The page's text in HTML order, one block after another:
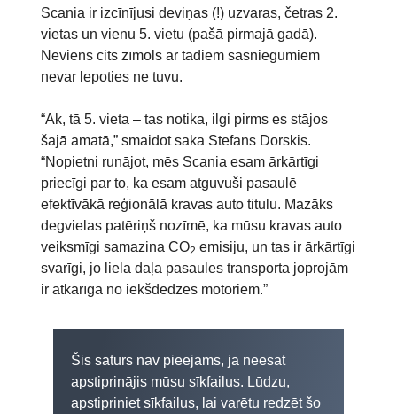
Scania ir izcīnījusi deviņas (!) uzvaras, četras 2.
vietas un vienu 5. vietu (pašā pirmajā gadā).
Neviens cits zīmols ar tādiem sasniegumiem
nevar lepoties ne tuvu.
“Ak, tā 5. vieta – tas notika, ilgi pirms es stājos
šajā amatā,” smaidot saka Stefans Dorskis.
“Nopietni runājot, mēs Scania esam ārkārtīgi
priecīgi par to, ka esam atguvuši pasaulē
efektīvākā reģionālā kravas auto titulu. Mazāks
degvielas patēriņš nozīmē, ka mūsu kravas auto
veiksmīgi samazina CO2 emisiju, un tas ir ārkārtīgi
svarīgi, jo liela daļa pasaules transporta joprojām
ir atkarīga no iekšdedzes motoriem.”
Šis saturs nav pieejams, ja neesat
apstiprinājis mūsu sīkfailus. Lūdzu,
apstipriniet sīkfailus, lai varētu redzēt šo